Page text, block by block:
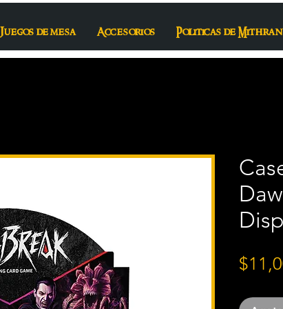
Juegos de mesa Accesorios Politicas de